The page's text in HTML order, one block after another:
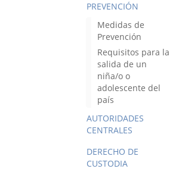
PREVENCIÓN
Medidas de
Prevención
Requisitos para la
salida de un
niña/o o
adolescente del
país
AUTORIDADES
CENTRALES
DERECHO DE
CUSTODIA